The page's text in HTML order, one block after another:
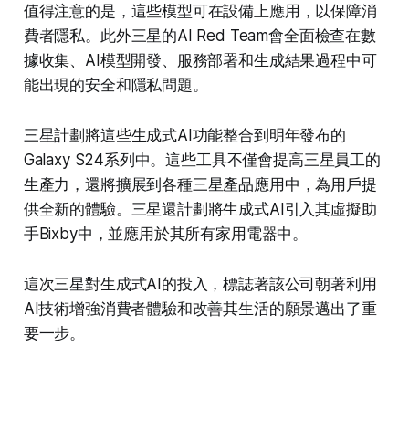
值得注意的是，這些模型可在設備上應用，以保障消
費者隱私。此外三星的AI Red Team會全面檢查在數
據收集、AI模型開發、服務部署和生成結果過程中可
能出現的安全和隱私問題。
三星計劃將這些生成式AI功能整合到明年發布的
Galaxy S24系列中。這些工具不僅會提高三星員工的
生產力，還將擴展到各種三星產品應用中，為用戶提
供全新的體驗。三星還計劃將生成式AI引入其虛擬助
手Bixby中，並應用於其所有家用電器中。
這次三星對生成式AI的投入，標誌著該公司朝著利用
AI技術增強消費者體驗和改善其生活的願景邁出了重
要一步​​​​​​。